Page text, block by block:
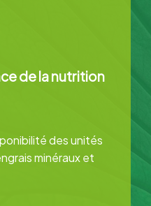
de la nutrition
des unités
minéraux et